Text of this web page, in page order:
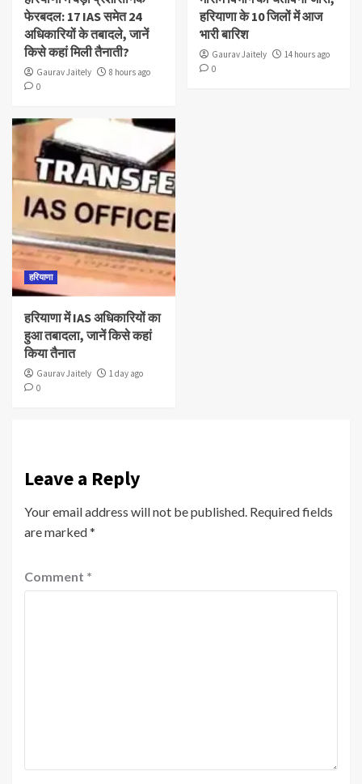
फेरबदल: 17 IAS समेत 24
अधिकारियों के तबादले, जानें
किसे कहां मिली तैनाती?
Gaurav Jaitely
8 hours ago
0
हरियाणा के 10 जिलों में आज
भारी बारिश
Gaurav Jaitely
14 hours ago
0
हरियाणा
हरियाणा में IAS अधिकारियों का
हुआ तबादला, जानें किसे कहां
किया तैनात
Gaurav Jaitely
1 day ago
0
Leave a Reply
Your email address will not be published. Required fields
are marked*
Comment *